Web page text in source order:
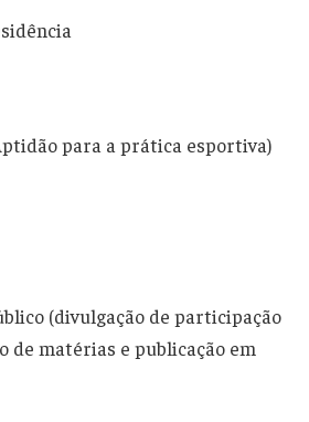
para a prática esportiva)
(divulgação de participação
de matérias e publicação em